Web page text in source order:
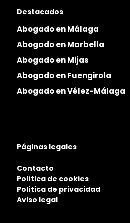
Destacados
Abogado en Málaga
Abogado en Marbella
Abogado en Mijas
Abogado en Fuengirola
Abogado en Vélez-Málaga
Páginas legales
Contacto
Política de cookies
Política de privacidad
Aviso legal